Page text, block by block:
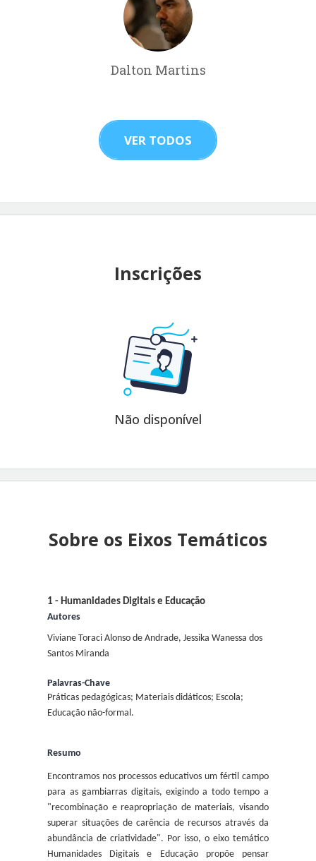
Dalton Martins
VER TODOS
Inscrições
Não disponível
Sobre os Eixos Temáticos
1 - Humanidades Digitais e Educação
Autores
Viviane Toraci Alonso de Andrade, Jessika Wanessa dos
Santos Miranda
Palavras-Chave
Práticas pedagógicas; Materiais didáticos; Escola;
Educação não-formal.
Resumo
Encontramos nos processos educativos um fértil campo
para as gambiarras digitais, exigindo a todo tempo a
"recombinação e reapropriação de materiais, visando
superar situações de carência de recursos através da
abundância de criatividade". Por isso, o eixo temático
Humanidades Digitais e Educação propõe pensar